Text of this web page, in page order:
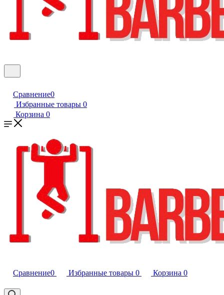
Сравнение0
Избранные товары 0
Корзина 0
Сравнение0 Избранные товары 0 Корзина 0